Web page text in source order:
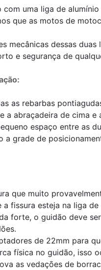
uma liga de
que as motos de
mecânicas dessas
e segurança de
as rebarbas
a abraçadeira de cima
espaço entre as
a grade de
que muito
a fissura esteja na liga
forte, o guidão deve
de 22mm para
física no guidão, isso
as vedações de